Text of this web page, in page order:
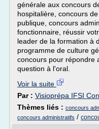
générale aux concours
hospitalière, concours
publique, concours
fonctionnaire, réussir
leader de la formation à
programme de culture
concours pour répondre
question à l'oral.
Voir la suite
Par : Visioprépa IFSI
Thèmes liés : concours
concours administratifs /